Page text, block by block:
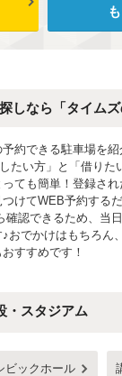
しなら「タイムズ
約できる駐車場を紹
たい方」と「借りた
ても簡単！登録さ
けてWEB予約するだ
認できるため、当
おでかけはもちろん
すすめです！
・スタジアム
ビックホール